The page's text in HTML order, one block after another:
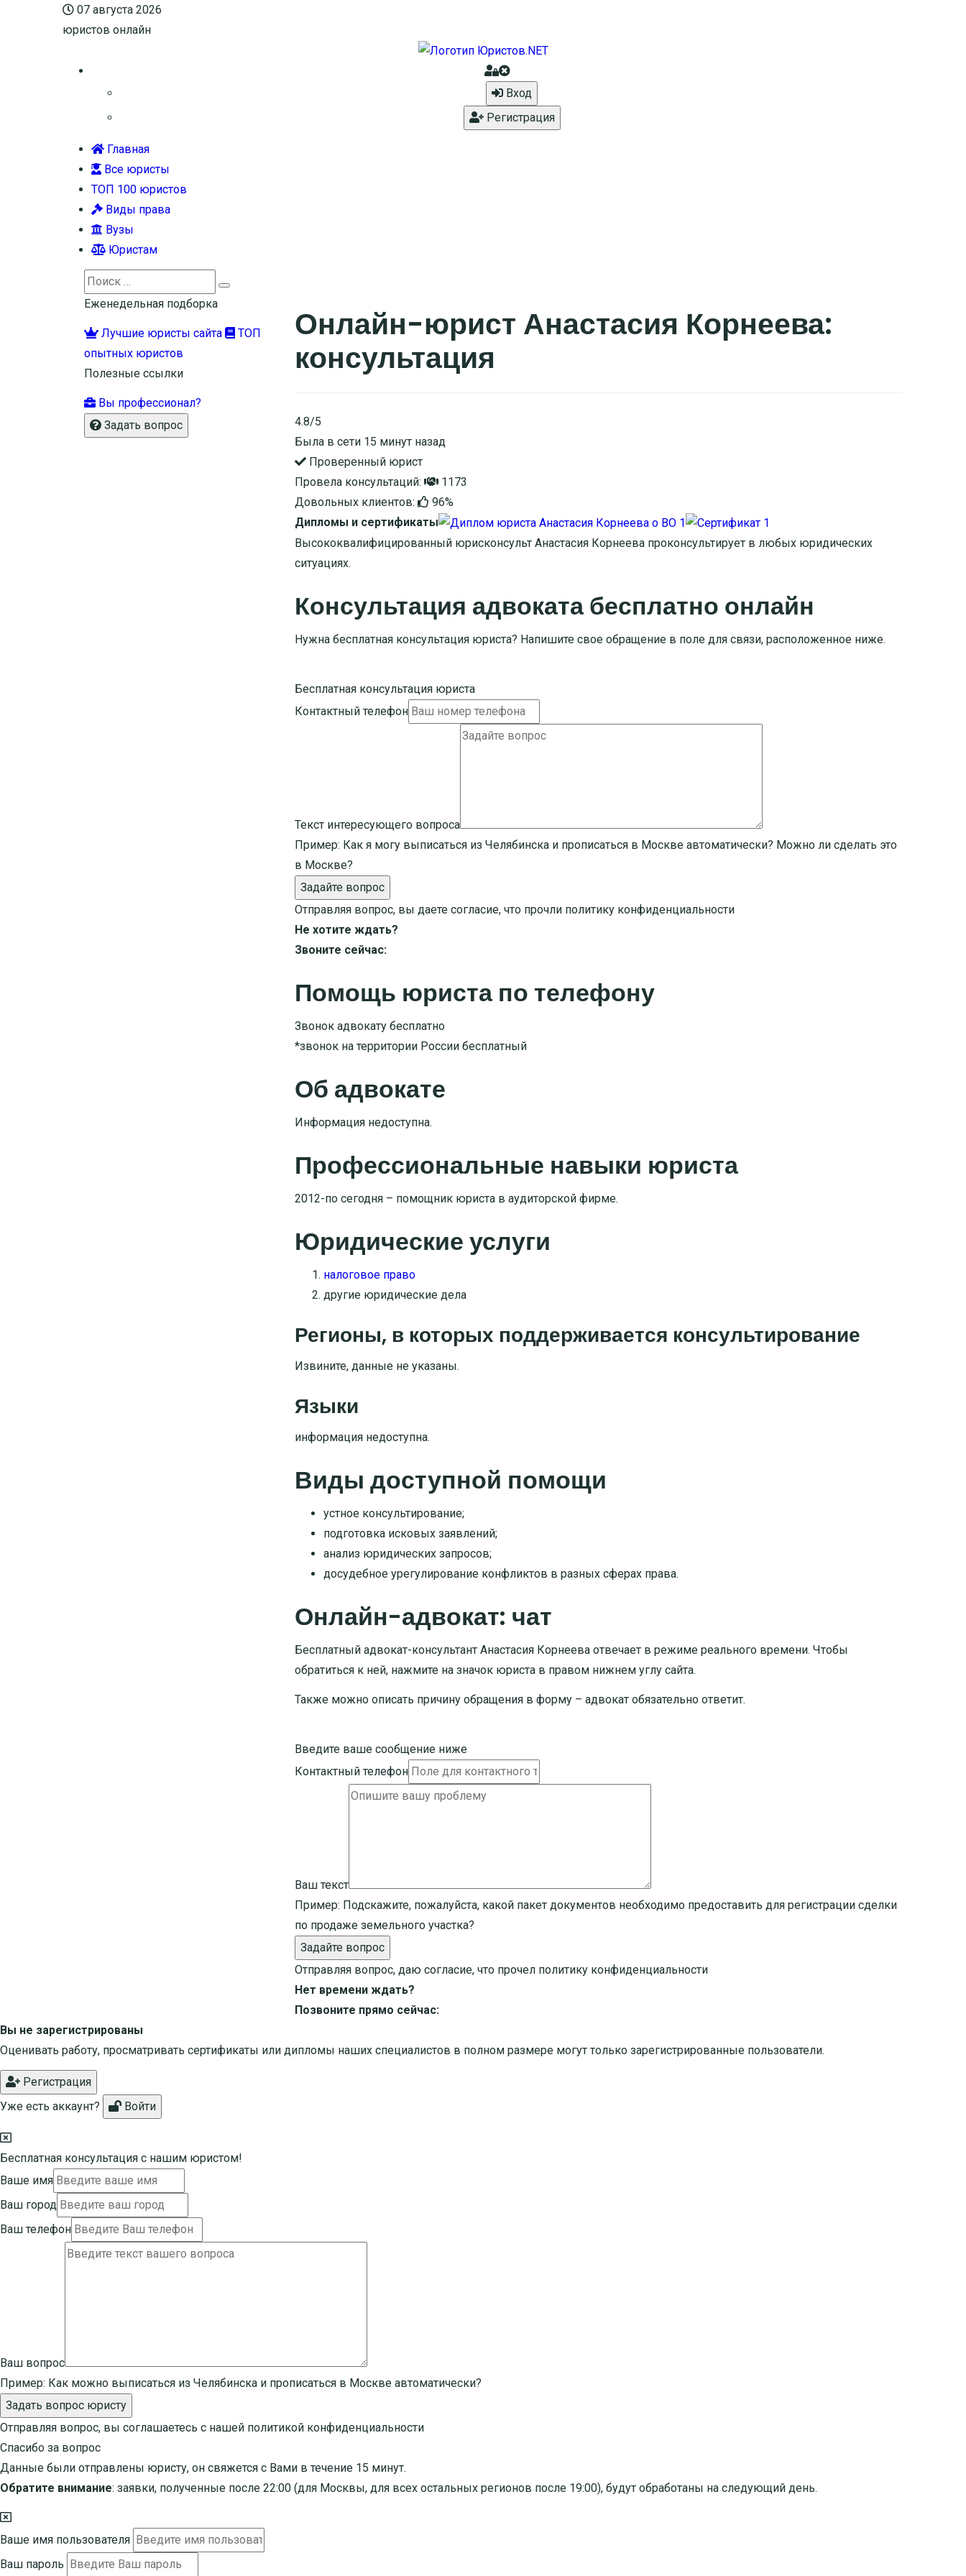
07 августа 2026
юристов онлайн
Вход
Регистрация
Главная
Все юристы
ТОП 100 юристов
Виды права
Вузы
Юристам
Онлайн-юрист Анастасия Корнеева:
консультация
4.8/5
Была в сети 15 минут назад
Проверенный юрист
Провела консультаций:
1173
Довольных клиентов:
96%
Дипломы и сертификаты
Высококвалифицированный юрисконсульт Анастасия Корнеева проконсультирует в любых юридических
ситуациях.
Консультация адвоката бесплатно онлайн
Нужна бесплатная консультация юриста? Напишите свое обращение в поле для связи, расположенное ниже.
Бесплатная консультация юриста
Контактный телефон
Текст интересующего вопроса
Пример: Как я могу выписаться из Челябинска и прописаться в Москве автоматически? Можно ли сделать это
в Москве?
Задайте вопрос
Отправляя вопрос, вы даете согласие, что прочли политику конфиденциальности
Не хотите ждать?
Звоните сейчас:
Помощь юриста по телефону
Звонок адвокату бесплатно
*звонок на территории России бесплатный
Об адвокате
Информация недоступна.
Профессиональные навыки юриста
2012-по сегодня – помощник юриста в аудиторской фирме.
Юридические услуги
налоговое право
другие юридические дела
Регионы, в которых поддерживается консультирование
Извините, данные не указаны.
Языки
информация недоступна.
Виды доступной помощи
устное консультирование;
подготовка исковых заявлений;
анализ юридических запросов;
досудебное урегулирование конфликтов в разных сферах права.
Онлайн-адвокат: чат
Бесплатный адвокат-консультант Анастасия Корнеева отвечает в режиме реального времени. Чтобы
обратиться к ней, нажмите на значок юриста в правом нижнем углу сайта.
Также можно описать причину обращения в форму – адвокат обязательно ответит.
Введите ваше сообщение ниже
Контактный телефон
Ваш текст
Пример: Подскажите, пожалуйста, какой пакет документов необходимо предоставить для регистрации сделки
по продаже земельного участка?
Задайте вопрос
Отправляя вопрос, даю согласие, что прочел политику конфиденциальности
Нет времени ждать?
Позвоните прямо сейчас:
Search
for:
Еженедельная подборка
Лучшие юристы сайта
ТОП
опытных юристов
Полезные ссылки
Вы профессионал?
Задать вопрос
Вы не зарегистрированы
Оценивать работу, просматривать сертификаты или дипломы наших специалистов в полном размере могут только зарегистрированные пользователи.
Регистрация
Уже есть аккаунт?
Войти
Бесплатная консультация с нашим юристом!
Ваше имя
Ваш город
Ваш телефон
Ваш вопрос
Пример: Как можно выписаться из Челябинска и прописаться в Москве автоматически?
Задать вопрос юристу
Отправляя вопрос, вы соглашаетесь с нашей политикой конфиденциальности
Спасибо за вопрос
Данные были отправлены юристу, он свяжется с Вами в течение 15 минут.
Обратите внимание: заявки, полученные после 22:00 (для Москвы, для всех остальных регионов после 19:00), будут обработаны на следующий день.
Ваше имя пользователя
Ваш пароль